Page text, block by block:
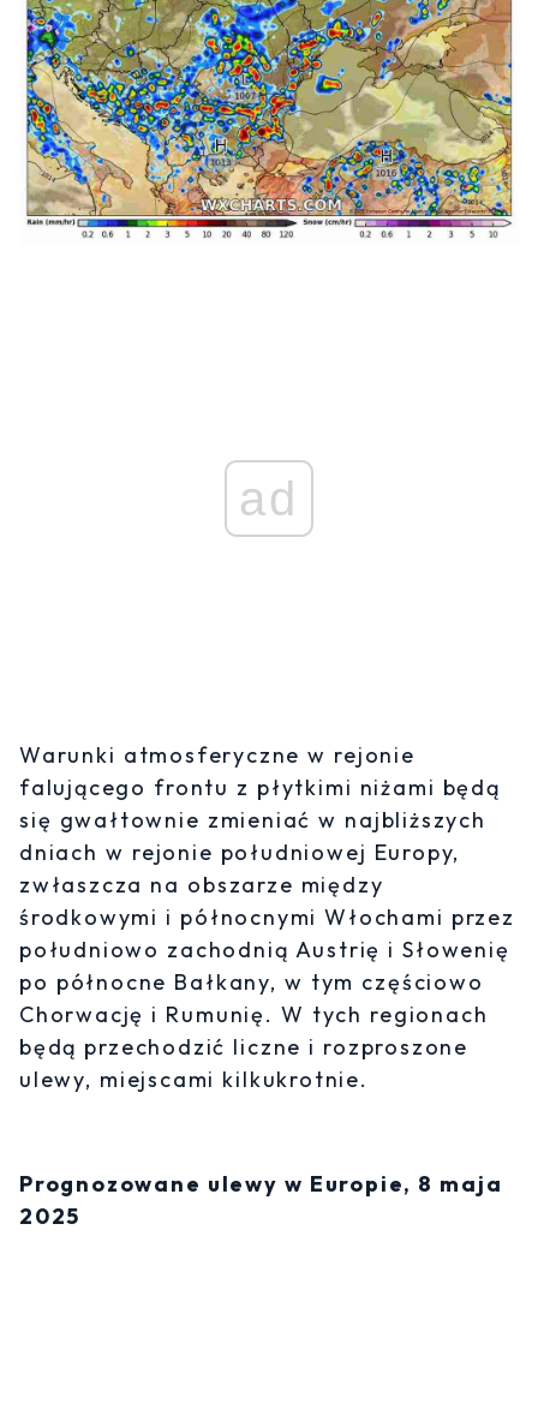
ad
Warunki atmosferyczne w rejonie
falującego frontu z płytkimi niżami będą
się gwałtownie zmieniać w najbliższych
dniach w rejonie południowej Europy,
zwłaszcza na obszarze między
środkowymi i północnymi Włochami przez
południowo zachodnią Austrię i Słowenię
po północne Bałkany, w tym częściowo
Chorwację i Rumunię. W tych regionach
będą przechodzić liczne i rozproszone
ulewy, miejscami kilkukrotnie.
Prognozowane ulewy w Europie, 8 maja
2025